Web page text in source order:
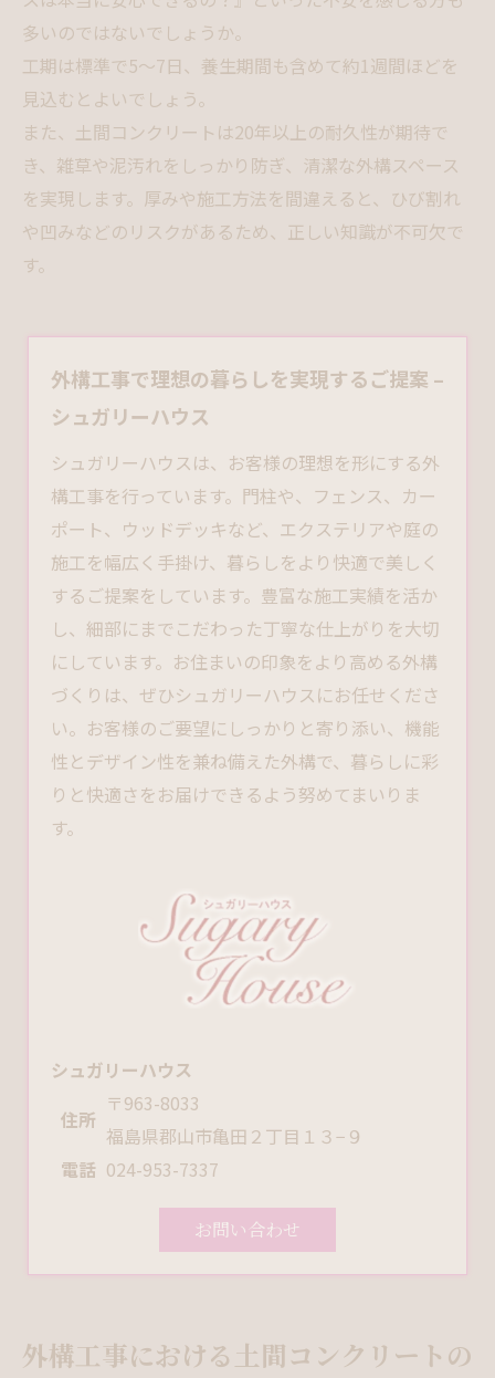
多いのではないでしょうか。
工期は標準で5～7日、養生期間も含めて約1週間ほどを
見込むとよいでしょう。
また、土間コンクリートは20年以上の耐久性が期待で
き、雑草や泥汚れをしっかり防ぎ、清潔な外構スペース
を実現します。厚みや施工方法を間違えると、ひび割れ
や凹みなどのリスクがあるため、正しい知識が不可欠で
す。
外構工事で理想の暮らしを実現するご提案 –
シュガリーハウス
シュガリーハウスは、お客様の理想を形にする外
構工事を行っています。門柱や、フェンス、カー
ポート、ウッドデッキなど、エクステリアや庭の
施工を幅広く手掛け、暮らしをより快適で美しく
するご提案をしています。豊富な施工実績を活か
し、細部にまでこだわった丁寧な仕上がりを大切
にしています。お住まいの印象をより高める外構
づくりは、ぜひシュガリーハウスにお任せくださ
い。お客様のご要望にしっかりと寄り添い、機能
性とデザイン性を兼ね備えた外構で、暮らしに彩
りと快適さをお届けできるよう努めてまいりま
す。
シュガリーハウス
住所
〒963-8033
福島県郡山市亀田２丁目１３−９
電話 024-953-7337
お問い合わせ
外構工事における土間コンクリートの